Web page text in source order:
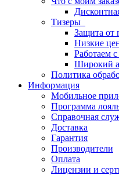
Тизеры
Защита от
Низкие
Работаем
Широкий
Политика
Информация
Мобильное
Программа
Справочная
Доставка
Гарантия
Производители
Оплата
Лицензии и